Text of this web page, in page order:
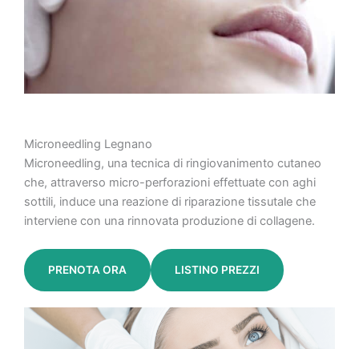
Microneedling Legnano
Microneedling, una tecnica di ringiovanimento cutaneo
che, attraverso micro-perforazioni effettuate con aghi
sottili, induce una reazione di riparazione tissutale che
interviene con una rinnovata produzione di collagene.
PRENOTA ORA LISTINO PREZZI